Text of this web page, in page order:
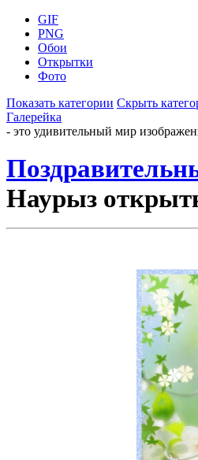
GIF
PNG
Обои
Открытки
Фото
Показать категории Скрыть
Галерейка
- это удивительный мир
Наурыз